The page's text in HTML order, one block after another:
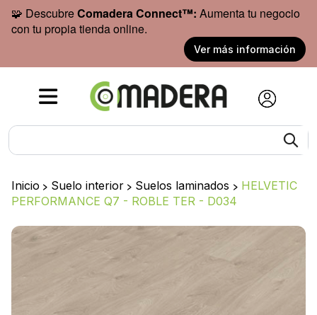
🧩 DescubreComadera Connect™: Aumenta tu negocio
con tu propia tienda online.
Ver más información
Inicio > Suelo interior > Suelos laminados > HELVETIC
PERFORMANCE Q7 - ROBLE TER - D034